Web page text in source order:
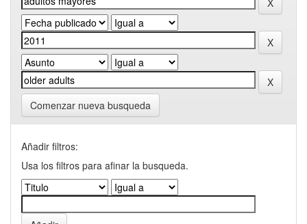
Comenzar nueva busqueda
Añadir filtros:
Usa los filtros para afinar la busqueda.